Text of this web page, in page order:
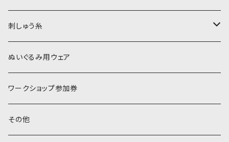
刺しゅう糸
COSMO 25番刺しゅう糸
ぬいぐるみ用ウェア
ワークショップ参加券
その他